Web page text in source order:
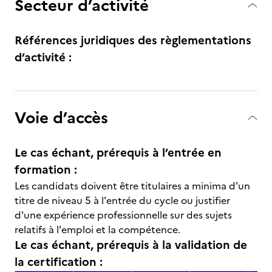
Secteur d’activité
Références juridiques des règlementations
d’activité :
Voie d’accès
Le cas échant, prérequis à l’entrée en
formation :
Les candidats doivent être titulaires a minima d'un
titre de niveau 5 à l'entrée du cycle ou justifier
d'une expérience professionnelle sur des sujets
relatifs à l'emploi et la compétence.
Le cas échant, prérequis à la validation de
la certification :